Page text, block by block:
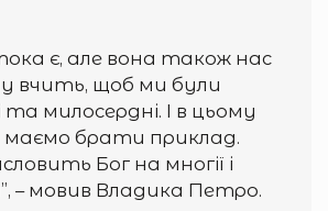
є, але вона також нас
вчить, щоб ми були
та милосердні. І в цьому
брати приклад.
Бог на многії і
– мовив Владика Петро.